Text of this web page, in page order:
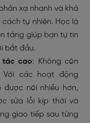
xạ nhanh và khả
tự nhiên. Học là
tảng giúp bạn tự tin
bắt đầu.
tác cao: Không còn
Với các hoạt động
nói nhiều hơn,
sửa lỗi kịp thời và
giao tiếp sau từng